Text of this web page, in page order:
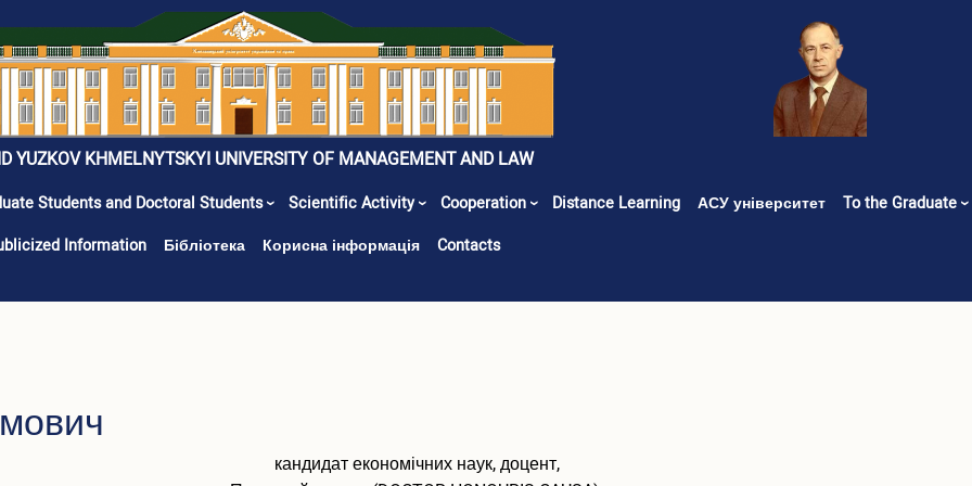
YUZKOV KHMELNYTSKYI UNIVERSITY OF MANAGEMENT AND LAW
Students and Doctoral Students Scientific Activity Cooperation Distance Learning АСУ університет
To the Graduate
Information
Бібліотека Корисна інформація Contacts
кандидат економічних наук, доцент,